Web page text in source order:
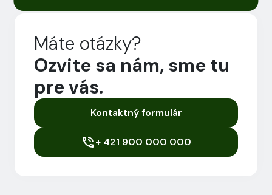
Máte otázky?
Ozvite sa nám, sme tu
pre vás.
Kontaktný formulár
+ 421 900 000 000